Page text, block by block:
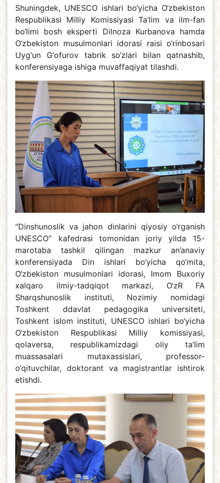
Shuningdek, UNESCO ishlari bo‘yicha O‘zbekiston
Respublikasi Milliy Komissiyasi Ta’lim va ilm-fan
bo‘limi bosh eksperti Dilnoza Kurbanova hamda
O‘zbekiston musulmonlari idorasi raisi o‘rinbosari
Uyg‘un G‘ofurov tabrik so‘zlari bilan qatnashib,
konferensiyaga ishiga muvaffaqiyat tilashdi.
“Dinshunoslik va jahon dinlarini qiyosiy o‘rganish
UNESCO” kafedrasi tomonidan joriy yilda 15-
marotaba tashkil qilingan mazkur an’anaviy
konferensiyada Din ishlari bo‘yicha qo‘mita,
O‘zbekiston musulmonlari idorasi, Imom Buxoriy
xalqaro ilmiy-tadqiqot markazi, O‘zR FA
Sharqshunoslik instituti, Nozimiy nomidagi
Toshkent ddavlat pedagogika universiteti,
Toshkent islom instituti, UNESCO ishlari bo‘yicha
O‘zbekiston Respublikasi Milliy komissiyasi,
qolaversa, respublikamizdagi oliy ta’lim
muassasalari mutaxassislari, professor-
o‘qituvchilar, doktorant va magistrantlar ishtirok
etishdi.